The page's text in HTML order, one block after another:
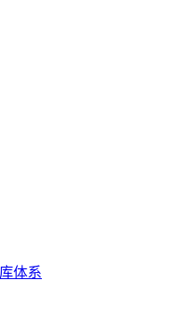
体系